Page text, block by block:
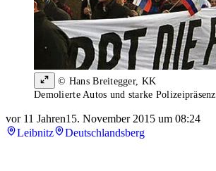
© Hans Breitegger, KK
Demolierte Autos und starke Polizeipräsenz
vor 11 Jahren15. November 2015 um 08:24
Leibnitz
Deutschlandsberg